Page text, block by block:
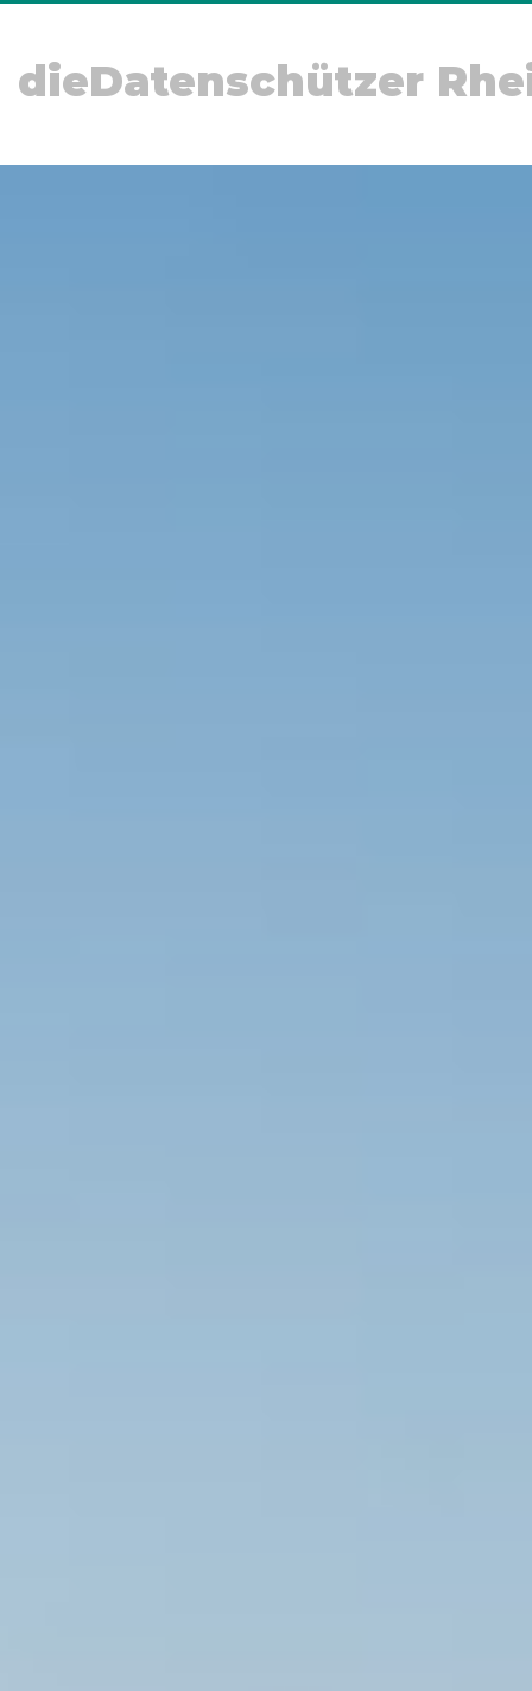
dieDatenschützer